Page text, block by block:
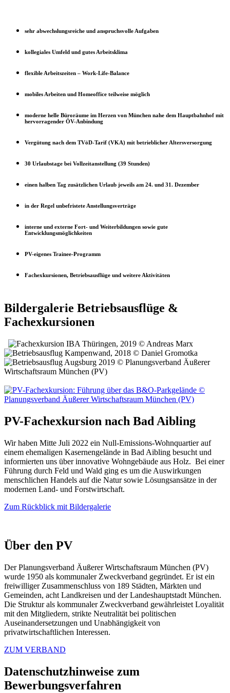
sehr abwechslungsreiche und anspruchsvolle Aufgaben
kollegiales Umfeld und gutes Arbeitsklima
flexible Arbeitszeiten – Work-Life-Balance
mobiles Arbeiten und Homeoffice teilweise möglich
moderne helle Büroräume im Herzen von München nahe dem Hauptbahnhof mit
hervorragender ÖV-Anbindung
Vergütung nach dem TVöD-Tarif (VKA) mit betrieblicher Altersversorgung
30 Urlaubstage bei Vollzeitanstellung (39 Stunden)
einen halben Tag zusätzlichen Urlaub jeweils am 24. und 31. Dezember
in der Regel unbefristete Anstellungsverträge
interne und externe Fort- und Weiterbildungen sowie gute
Entwicklungsmöglichkeiten
PV-eigenes Trainee-Programm
Fachexkursionen, Betriebsausflüge und weitere Aktivitäten
Bildergalerie Betriebsausflüge &
Fachexkursionen
PV-Fachexkursion nach Bad Aibling
Wir haben Mitte Juli 2022 ein Null-Emissions-Wohnquartier auf
einem ehemaligen Kasernengelände in Bad Aibling besucht und
informierten uns über innovative Wohngebäude aus Holz. Bei einer
Führung durch Feld und Wald ging es um die Auswirkungen
menschlichen Handels auf die Natur sowie Lösungsansätze in der
modernen Land- und Forstwirtschaft.
Zum Rückblick mit Bildergalerie
Über den PV
Der Planungsverband Äußerer Wirtschaftsraum München (PV)
wurde 1950 als kommunaler Zweckverband gegründet. Er ist ein
freiwilliger Zusammenschluss von 189 Städten, Märkten und
Gemeinden, acht Landkreisen und der Landeshauptstadt München.
Die Struktur als kommunaler Zweckverband gewährleistet Loyalität
mit den Mitgliedern, strikte Neutralität bei politischen
Auseinandersetzungen und Unabhängigkeit von
privatwirtschaftlichen Interessen.
ZUM VERBAND
Datenschutzhinweise zum
Bewerbungsverfahren